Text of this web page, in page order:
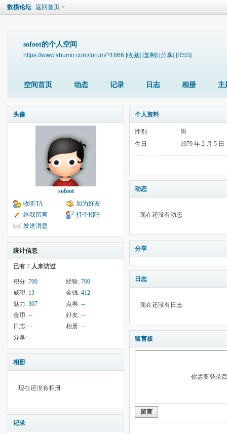
数模论坛 返回首页
sofoot的个人空间
https://www.shumo.com/forum/?1866 [收藏] [复制] [分享] [RSS]
空间首页 动态 记录 日志 相册 主
头像
sofoot
收听TA
加为好友
给我留言
打个招呼
发送消息
统计信息
已有 7 人来访过
积分: 700 经验: 700
威望: 13 金钱: 412
魅力: 307 点券: --
金币: -- 好友: --
日志: -- 相册: --
分享: --
相册
现在还没有相册
记录
个人资料
性别
男
生日
1979 年 2 月 5 日
动态
现在还没有动态
分享
日志
现在还没有日志
留言板
你需要登录
留言